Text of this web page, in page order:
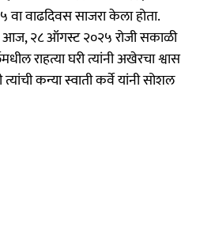
वाढदिवस साजरा केला होता.
२८ ऑगस्ट २०२५ रोजी सकाळी
राहत्या घरी त्यांनी अखेरचा श्वास
त्यांची कन्या स्वाती कर्वे यांनी सोशल